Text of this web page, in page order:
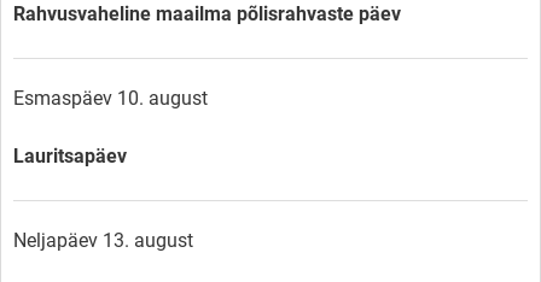
Rahvusvaheline maailma põlisrahvaste päev
Esmaspäev 10. august
Lauritsapäev
Neljapäev 13. august